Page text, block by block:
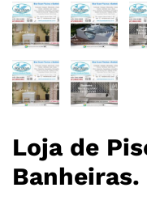
Loja de
Banheiras.